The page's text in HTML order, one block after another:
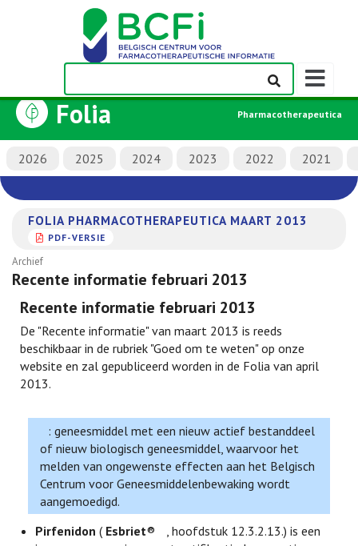
Folia Pharmacotherapeutica
2026 2025 2024 2023 2022 2021
FOLIA PHARMACOTHERAPEUTICA MAART 2013
PDF-VERSIE
Archief
Recente informatie februari 2013
Recente informatie februari 2013
De "Recente informatie" van maart 2013 is reeds
beschikbaar in de rubriek "Goed om te weten" op onze
website en zal gepubliceerd worden in de Folia van april
2013.
: geneesmiddel met een nieuw actief bestanddeel
of nieuw biologisch geneesmiddel, waarvoor het
melden van ongewenste effecten aan het Belgisch
Centrum voor Geneesmiddelenbewaking wordt
aangemoedigd.
Pirfenidon ( Esbriet®
, hoofdstuk 12.3.2.13.) is een